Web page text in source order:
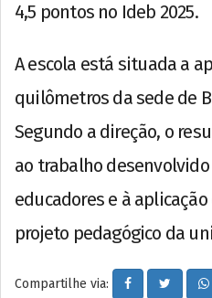
4,5 pontos no Ideb 2025.
A escola está situada a
quilômetros da sede de
Segundo a direção, o
ao trabalho
educadores e à
projeto pedagógico da
Compartilhe via: